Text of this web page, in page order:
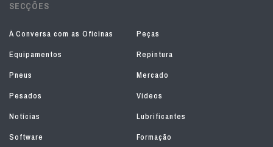
SECÇÕES
À Conversa com as Oficinas
Peças
Equipamentos
Repintura
Pneus
Mercado
Pesados
Vídeos
Notícias
Lubrificantes
Software
Formação